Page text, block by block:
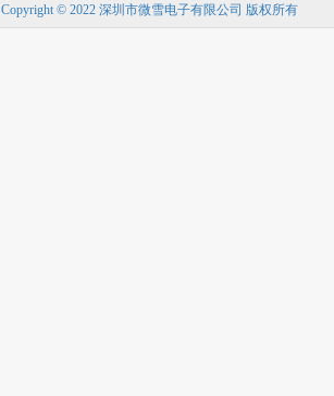
Copyright © 2022 深圳市微雪电子有限公司 版权所有